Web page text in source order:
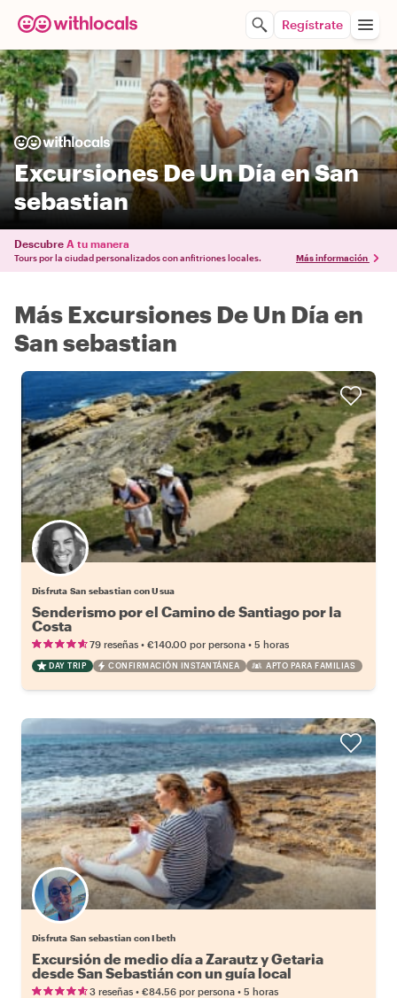
Regístrate
Excursiones De Un Día en San
sebastian
Descubre A tu manera
Tours por la ciudad personalizados con anfitriones locales. Más información
Más Excursiones De Un Día en
San sebastian
Disfruta San sebastian con Usua
Senderismo por el Camino de Santiago por la
Costa
79 reseñas • €140.00 por persona • 5 horas
DAY TRIP CONFIRMACIÓN INSTANTÁNEA APTO PARA FAMILIAS
Disfruta San sebastian con Ibeth
Excursión de medio día a Zarautz y Getaria
desde San Sebastián con un guía local
3 reseñas • €84.56 por persona • 5 horas